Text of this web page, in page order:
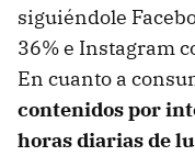
siguiéndole
36% e Instagram
En cuanto a
contenidos por
horas diarias de